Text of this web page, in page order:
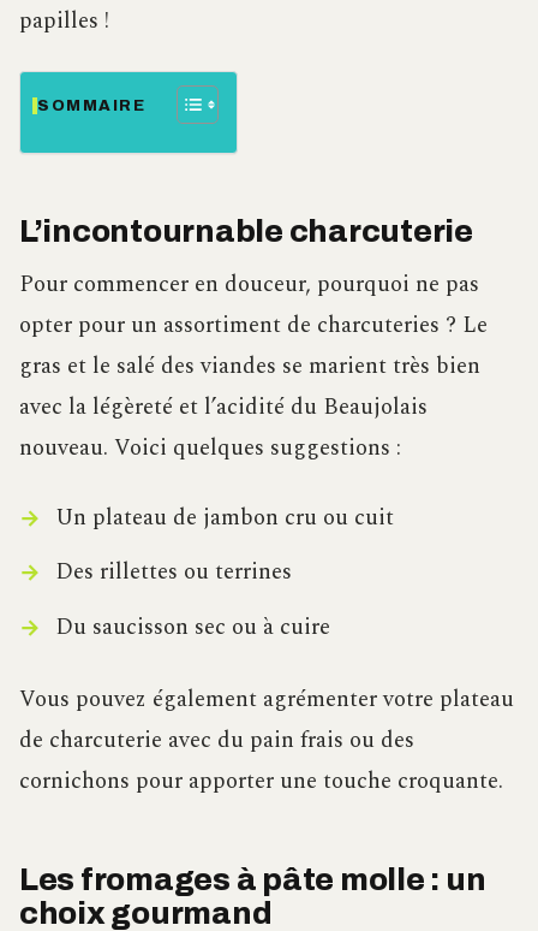
papilles !
SOMMAIRE
L’incontournable charcuterie
Pour commencer en douceur, pourquoi ne pas
opter pour un assortiment de charcuteries ? Le
gras et le salé des viandes se marient très bien
avec la légèreté et l’acidité du Beaujolais
nouveau. Voici quelques suggestions :
Un plateau de jambon cru ou cuit
Des rillettes ou terrines
Du saucisson sec ou à cuire
Vous pouvez également agrémenter votre plateau
de charcuterie avec du pain frais ou des
cornichons pour apporter une touche croquante.
Les fromages à pâte molle : un
choix gourmand